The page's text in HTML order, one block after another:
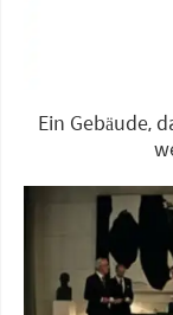
Ein Gebäude,